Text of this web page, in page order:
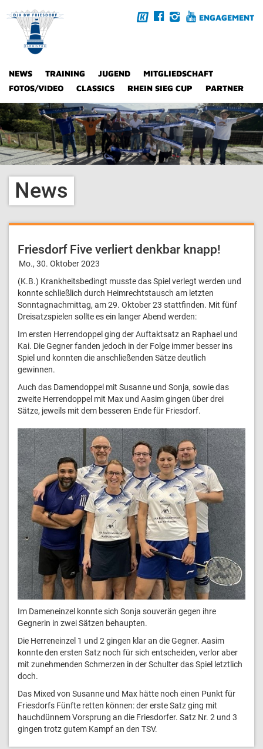
ENGAGEMENT
NEWS TRAINING JUGEND
MITGLIEDSCHAFT
FOTOS/VIDEO
CLASSICS RHEIN SIEG CUP PARTNER
News
Friesdorf Five verliert denkbar knapp!
Mo., 30. Oktober 2023
(K.B.) Krankheitsbedingt musste das Spiel verlegt werden und
konnte schließlich durch Heimrechtstausch am letzten
Sonntagnachmittag, am 29. Oktober 23 stattfinden. Mit fünf
Dreisatzspielen sollte es ein langer Abend werden:
Im ersten Herrendoppel ging der Auftaktsatz an Raphael und
Kai. Die Gegner fanden jedoch in der Folge immer besser ins
Spiel und konnten die anschließenden Sätze deutlich
gewinnen.
Auch das Damendoppel mit Susanne und Sonja, sowie das
zweite Herrendoppel mit Max und Aasim gingen über drei
Sätze, jeweils mit dem besseren Ende für Friesdorf.
Im Dameneinzel konnte sich Sonja souverän gegen ihre
Gegnerin in zwei Sätzen behaupten.
Die Herreneinzel 1 und 2 gingen klar an die Gegner. Aasim
konnte den ersten Satz noch für sich entscheiden, verlor aber
mit zunehmenden Schmerzen in der Schulter das Spiel letztlich
doch.
Das Mixed von Susanne und Max hätte noch einen Punkt für
Friesdorfs Fünfte retten können: der erste Satz ging mit
hauchdünnem Vorsprung an die Friesdorfer. Satz Nr. 2 und 3
gingen trotz gutem Kampf an den TSV.